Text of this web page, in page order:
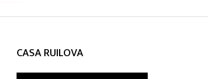
CASA RUILOVA